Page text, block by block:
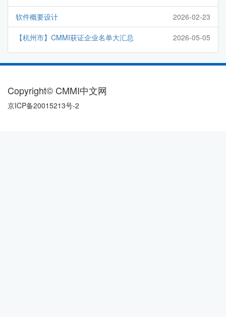
软件概要设计 2026-02-23
【杭州市】CMMI获证企业名单大汇总 2026-05-05
Copyright© CMMI中文网
京ICP备20015213号-2